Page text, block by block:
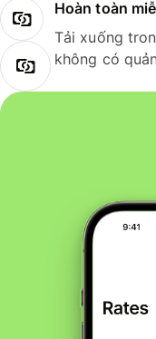
Hoàn toàn
Tải xuống
không có